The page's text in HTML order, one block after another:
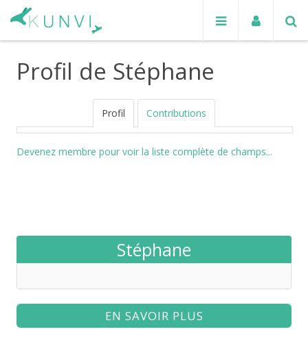
Profil de Stéphane
Profil Contributions
Devenez membre pour voir la liste complète de champs...
Stéphane
EN SAVOIR PLUS